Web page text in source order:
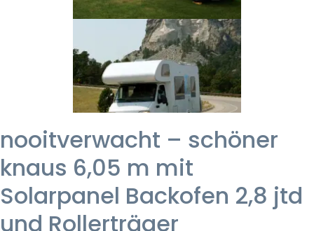
nooitverwacht – schöner
knaus 6,05 m mit
Solarpanel Backofen 2,8 jtd
und Rollerträger